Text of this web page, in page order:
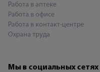
Работа в аптеке
Работа в офисе
Работа в контакт-центре
Охрана труда
Мы в социальных сетях